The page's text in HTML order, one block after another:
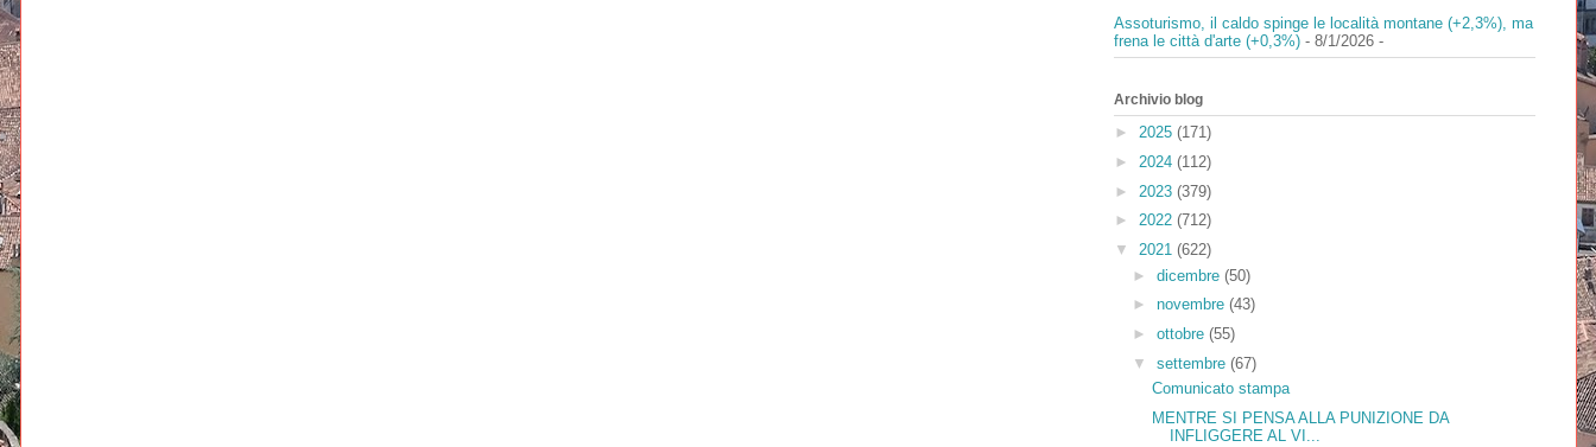
Assoturismo, il caldo spinge le località montane (+2,3%), ma
frena le città d'arte (+0,3%)- 8/1/2026-
Archivio blog
► 2025 (171)
► 2024 (112)
► 2023 (379)
► 2022 (712)
▼ 2021 (622)
►dicembre(50)
►novembre(43)
►ottobre(55)
▼settembre(67)
Comunicato stampa
MENTRE SI PENSA ALLA PUNIZIONE DA
INFLIGGERE AL VI...